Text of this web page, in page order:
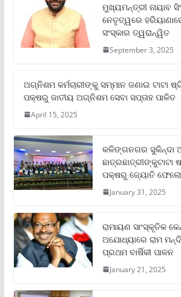
ମୁଖ୍ୟମନ୍ତ୍ରୀ ନାୟାବ
ନେତୃତ୍ୱରେ
ସଂସ୍କାର ତ୍ୱରାନ୍ୱିତ
September 3, 2025
ଅଗ୍ନିଶମ କର୍ମଚାରୀଙ୍କୁ ସମ୍ମାନ ଜଣାଇ
ପକ୍ଷରୁ ଜାତୀୟ ଅଗ୍ନିଶମ ସେବା ସପ୍ତାହ ପାଳିତ
April 15, 2025
କଳିଙ୍ଗନଗର ସୁକିନ୍ଦା
ପକ୍ଷରୁ ଜ୍ୟୋତି
January 31, 2025
ରାମାୟଣ ସାଂସ୍କୃତିକ
ଅଯୋଧ୍ୟାରେ ରାମ
ପ୍ରଥମ ବାର୍ଷିକୀ ପାଳନ
January 21, 2025